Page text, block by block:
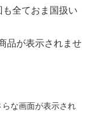
全ておま国扱い
品が表示されませ
な画面が表示され